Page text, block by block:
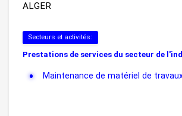
ALGER
Secteurs et activités:
Prestations de services du secteur de
Maintenance de matériel de